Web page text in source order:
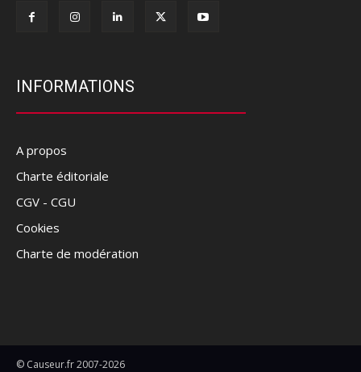
INFORMATIONS
A propos
Charte éditoriale
CGV - CGU
Cookies
Charte de modération
© Causeur.fr 2007-2026